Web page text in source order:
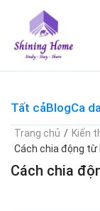
content
Tất cảBlogCa
Trang chủ / Kiến
Cách chia động từ
Cách chia